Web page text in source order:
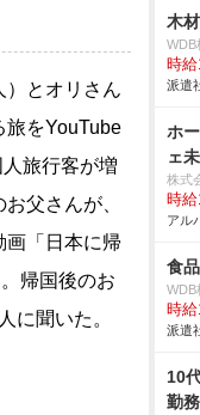
とオリさん
旅をYouTube
旅行客が増
父さんが、
画「日本に帰
帰国後のお
に聞いた。
木
WDB
時給
派遣
ホ
ェ
株式
時給
アル
食
WDB
時給
派遣
10
勤